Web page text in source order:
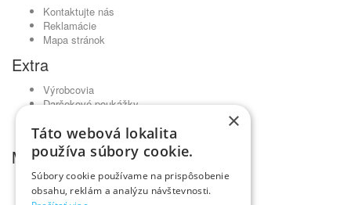
Kontaktujte nás
Reklamácie
Mapa stránok
Extra
Výrobcovia
Darčekové poukážky
Akciový tovar
Môj účet
Môj účet
História objednávok
×
Táto webová lokalita
používa súbory cookie.
Súbory cookie používame na prispôsobenie
obsahu, reklám a analýzu návštevnosti.